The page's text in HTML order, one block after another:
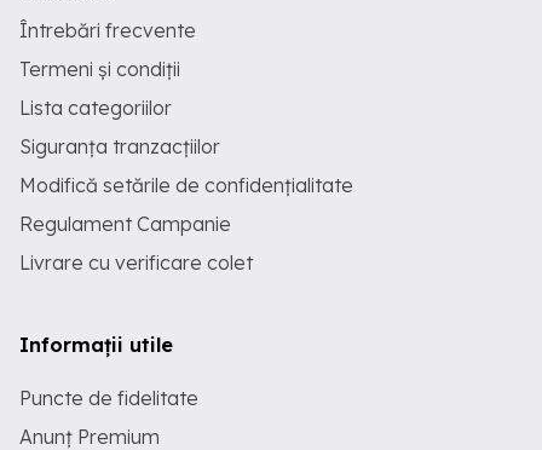
Întrebări frecvente
Termeni și condiții
Lista categoriilor
Siguranța tranzacțiilor
Modifică setările de confidențialitate
Regulament Campanie
Livrare cu verificare colet
Informații utile
Puncte de fidelitate
Anunț Premium